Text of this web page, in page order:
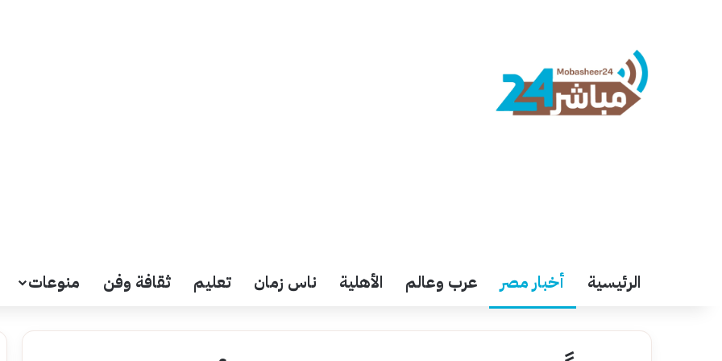
الرئيسية أخبار مصر عرب وعالم الأهلية ناس زمان تعليم ثقافة وفن منوعات